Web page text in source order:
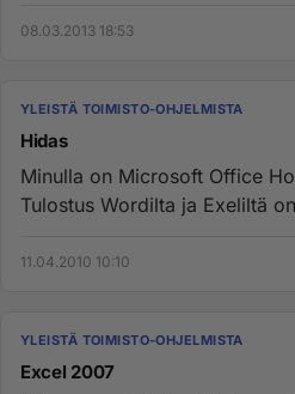
08.03.2013 18:53
YLEISTÄ TOIMISTO-OHJELMISTA
Hidas
Minulla on Microsoft Office Home and Student.
Tulostus Wordilta ja Exeliltä
11.04.2010 10:10
YLEISTÄ TOIMISTO-OHJELMISTA
Excel 2007